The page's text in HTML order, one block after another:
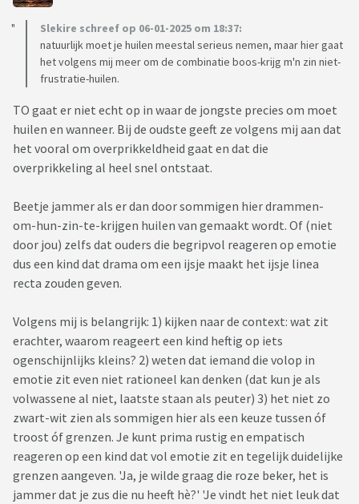
Slekire schreef op 06-01-2025 om 18:37:
natuurlijk moet je huilen meestal serieus nemen, maar hier gaat
het volgens mij meer om de combinatie boos-krijg m'n zin niet-
frustratie-huilen.
TO gaat er niet echt op in waar de jongste precies om moet
huilen en wanneer. Bij de oudste geeft ze volgens mij aan dat
het vooral om overprikkeldheid gaat en dat die
overprikkeling al heel snel ontstaat.
Beetje jammer als er dan door sommigen hier drammen-
om-hun-zin-te-krijgen huilen van gemaakt wordt. Of (niet
door jou) zelfs dat ouders die begripvol reageren op emotie
dus een kind dat drama om een ijsje maakt het ijsje linea
recta zouden geven.
Volgens mij is belangrijk: 1) kijken naar de context: wat zit
erachter, waarom reageert een kind heftig op iets
ogenschijnlijks kleins? 2) weten dat iemand die volop in
emotie zit even niet rationeel kan denken (dat kun je als
volwassene al niet, laatste staan als peuter) 3) het niet zo
zwart-wit zien als sommigen hier als een keuze tussen óf
troost óf grenzen. Je kunt prima rustig en empatisch
reageren op een kind dat vol emotie zit en tegelijk duidelijke
grenzen aangeven. 'Ja, je wilde graag die roze beker, het is
jammer dat je zus die nu heeft hè?' 'Je vindt het niet leuk dat